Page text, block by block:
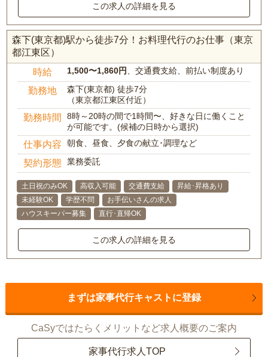
この求人の詳細を見る
森下(東京都)駅から徒歩7分！お料理代行のお仕事（東京
都江東区）
時給 1,500〜1,860円 、交通費支給、前払い制度あり
勤務地
森下(東京都) 徒歩7分
（東京都江東区付近）
勤務時間
8時～20時の間で1時間〜、好きな日に働くこと
が可能です。(候補の日時から選択)
仕事内容 朝食、昼食、夕食の献立･調理など
契約形態 業務委託
土日祝のみOK 高収入可能 交通費支給
昇給･昇格あり
未経験OK
学歴不問
お手伝いさんの求人
ハウスキーパー募集
直行･直帰OK
この求人の詳細を見る
まずは家事代行キャストに登録
CaSyではたらくメリットなど求人概要のご案内
家事代行求人TOP